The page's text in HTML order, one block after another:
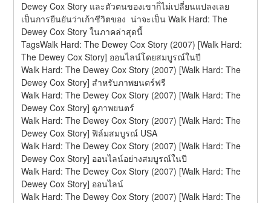
Dewey Cox Story และตัวตนของเขาก็ไม่เปลี่ยนแปลงเลย
เป็นการยืนยันว่าเก้าชีวิตของ  น่าจะเป็น Walk Hard: The
Dewey Cox Story ในภาคล่าสุดนี้
TagsWalk Hard: The Dewey Cox Story (2007) [Walk Hard:
The Dewey Cox Story] ออนไลน์โดยสมบูรณ์ในปี
Walk Hard: The Dewey Cox Story (2007) [Walk Hard: The
Dewey Cox Story] สำหรับภาพยนตร์ฟรี
Walk Hard: The Dewey Cox Story (2007) [Walk Hard: The
Dewey Cox Story] ดูภาพยนตร์
Walk Hard: The Dewey Cox Story (2007) [Walk Hard: The
Dewey Cox Story] ฟิล์มสมบูรณ์ USA
Walk Hard: The Dewey Cox Story (2007) [Walk Hard: The
Dewey Cox Story] ออนไลน์อย่างสมบูรณ์ในปี
Walk Hard: The Dewey Cox Story (2007) [Walk Hard: The
Dewey Cox Story] ออนไลน์
Walk Hard: The Dewey Cox Story (2007) [Walk Hard: The